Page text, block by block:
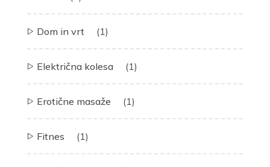
Dom in vrt (1)
Električna kolesa (1)
Erotične masaže (1)
Fitnes (1)